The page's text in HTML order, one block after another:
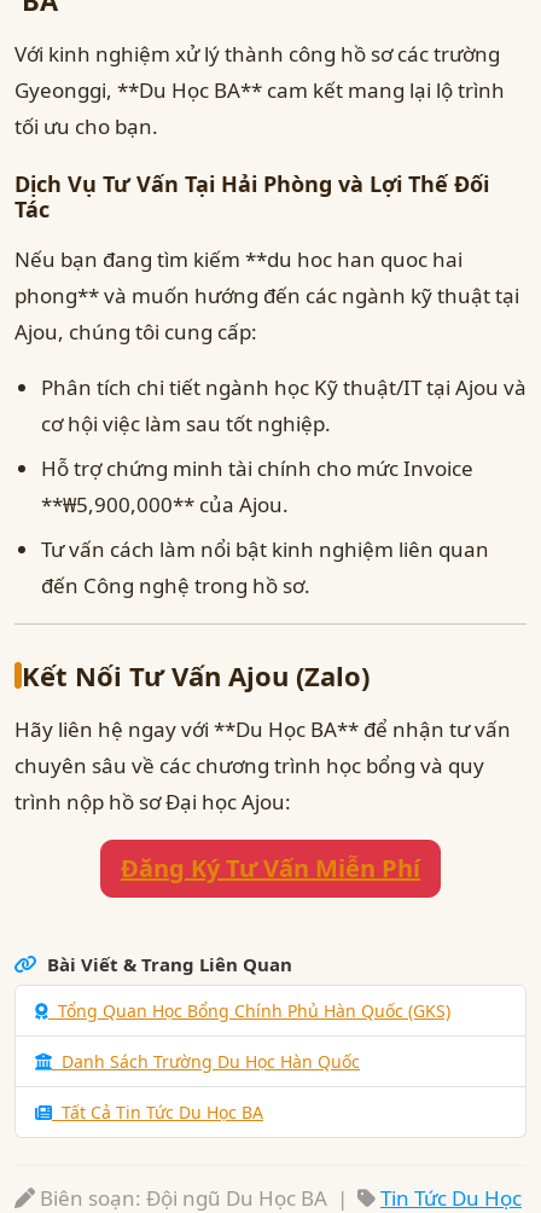
Với kinh nghiệm xử lý thành công hồ sơ các trường
Gyeonggi, **Du Học BA** cam kết mang lại lộ trình
tối ưu cho bạn.
Dịch Vụ Tư Vấn Tại Hải Phòng và Lợi Thế Đối
Tác
Nếu bạn đang tìm kiếm **du hoc han quoc hai
phong** và muốn hướng đến các ngành kỹ thuật tại
Ajou, chúng tôi cung cấp:
Phân tích chi tiết ngành học Kỹ thuật/IT tại Ajou và
cơ hội việc làm sau tốt nghiệp.
Hỗ trợ chứng minh tài chính cho mức Invoice
**₩5,900,000** của Ajou.
Tư vấn cách làm nổi bật kinh nghiệm liên quan
đến Công nghệ trong hồ sơ.
Kết Nối Tư Vấn Ajou (Zalo)
Hãy liên hệ ngay với **Du Học BA** để nhận tư vấn
chuyên sâu về các chương trình học bổng và quy
trình nộp hồ sơ Đại học Ajou:
Đăng Ký Tư Vấn Miễn Phí
Bài Viết & Trang Liên Quan
Tổng Quan Học Bổng Chính Phủ Hàn Quốc (GKS)
Danh Sách Trường Du Học Hàn Quốc
Tất Cả Tin Tức Du Học BA
Biên soạn: Đội ngũ Du Học BA | Tin Tức Du Học